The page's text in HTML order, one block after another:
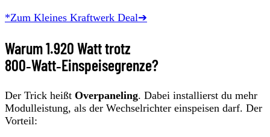
*Zum Kleines Kraftwerk Deal➔
Warum 1.920 Watt trotz
800‑Watt‑Einspeisegrenze?
Der Trick heißt Overpaneling. Dabei installierst du mehr
Modulleistung, als der Wechselrichter einspeisen darf. Der
Vorteil: